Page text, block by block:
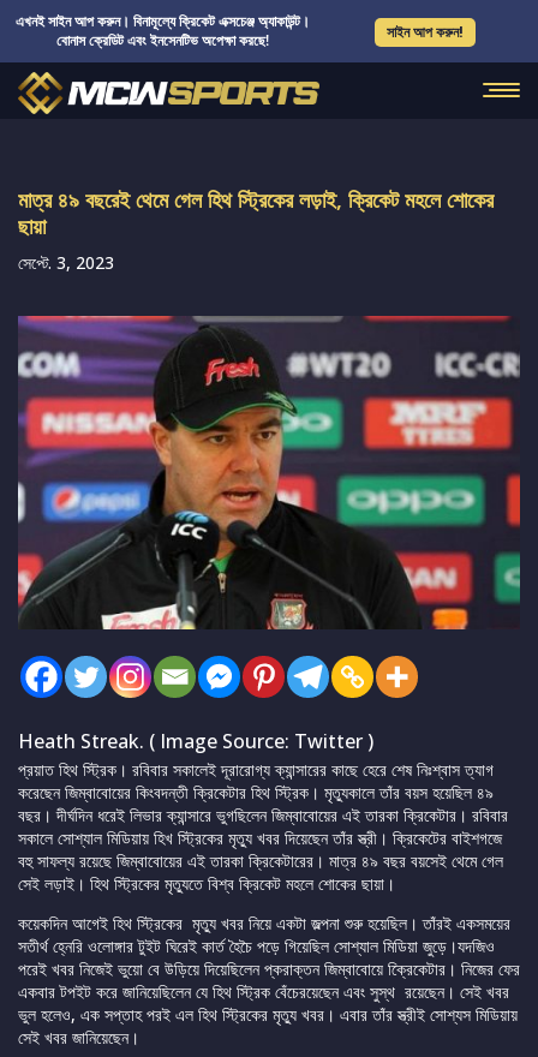
এখনই সাইন আপ করুন। বিনামূল্যে ক্রিকেট এক্সচেঞ্জ অ্যাকাউন্ট।
বোনাস ক্রেডিট এবং ইনসেনটিভ অপেক্ষা করছে!
সাইন আপ করুন!
মাত্র ৪৯ বছরেই থেমে গেল হিথ স্ট্রিকের লড়াই, ক্রিকেট মহলে শোকের
ছায়া
সেপ্টে. 3, 2023
Heath Streak. ( Image Source: Twitter )
প্রয়াত হিথ স্ট্রিক। রবিবার সকালেই দূরারোগ্য ক্যান্সারের কাছে হেরে শেষ নিঃশ্বাস ত্যাগ
করেছেন জিম্বাবোয়ের কিংবদন্তী ক্রিকেটার হিথ স্ট্রিক। মৃত্যুকালে তাঁর বয়স হয়েছিল ৪৯
বছর। দীর্ঘদিন ধরেই লিভার ক্যান্সারে ভুগছিলেন জিম্বাবোয়ের এই তারকা ক্রিকেটার। রবিবার
সকালে সোশ্যাল মিডিয়ায় হিখ স্ট্রিকের মৃত্যু খবর দিয়েছেন তাঁর স্ত্রী। ক্রিকেটের বাইশগজে
বহু সাফল্য রয়েছে জিম্বাবোয়ের এই তারকা ক্রিকেটারের। মাত্র ৪৯ বছর বয়সেই থেমে গেল
সেই লড়াই। হিথ স্ট্রিকের মৃত্যুতে বিশ্ব ক্রিকেট মহলে শোকের ছায়া।
কয়েকদিন আগেই হিথ স্ট্রিকের মৃত্যু খবর নিয়ে একটা জল্পনা শুরু হয়েছিল। তাঁরই একসময়ের
সতীর্থ হে্নরি ওলোঙ্গার টুইট ঘিরেই কার্ত হৈচৈ পড়ে গিয়েছিল সোশ্যাল মিডিয়া জুড়ে।যদজিও
পরেই খবর নিজেই ভুয়ো বে উড়িয়ে দিয়েছিলেন প্করাক্তন জিম্বাবোয়ে ক্রিেকেটার। নিজের ফের
একবার টপইট করে জানিয়েছিলেন যে হিথ স্ট্রিক বেঁচেরয়েছেন এবং সুস্থ রয়েছেন। সেই খবর
ভুল হলেও, এক সপ্তাহ পরই এল হিথ স্ট্রিকের মৃত্যু খবর। এবার তাঁর স্ত্রীই সোশ্যস মিডিয়ায়
সেই খবর জানিয়েছেন।